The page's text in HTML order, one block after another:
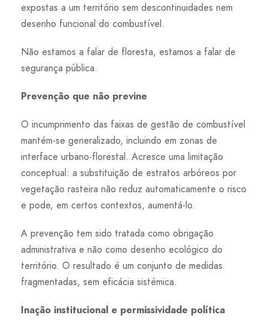
expostas a um território sem descontinuidades nem
desenho funcional do combustível.
Não estamos a falar de floresta, estamos a falar de
segurança pública.
Prevenção que não previne
O incumprimento das faixas de gestão de combustível
mantém-se generalizado, incluindo em zonas de
interface urbano-florestal. Acresce uma limitação
conceptual: a substituição de estratos arbóreos por
vegetação rasteira não reduz automaticamente o risco
e pode, em certos contextos, aumentá-lo.
A prevenção tem sido tratada como obrigação
administrativa e não como desenho ecológico do
território. O resultado é um conjunto de medidas
fragmentadas, sem eficácia sistémica.
Inação institucional e permissividade política